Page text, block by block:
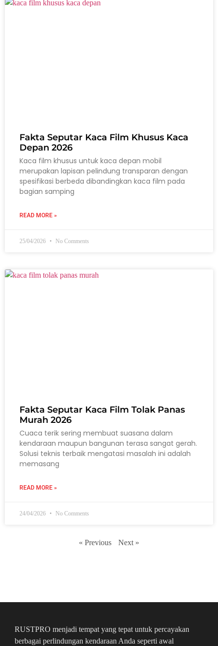
Fakta Seputar Kaca Film Khusus Kaca
Depan 2026
Kaca film khusus untuk kaca depan mobil
merupakan lapisan pelindung transparan dengan
spesifikasi berbeda dibandingkan kaca film pada
bagian samping
READ MORE »
25/04/2026 No Comments
Fakta Seputar Kaca Film Tolak Panas
Murah 2026
Cuaca terik sering membuat suasana dalam
kendaraan maupun bangunan terasa sangat gerah.
Solusi teknis terbaik mengatasi masalah ini adalah
memasang
READ MORE »
24/04/2026 No Comments
« Previous Next »
RUSTPRO menjadi tempat yang tepat untuk percayakan
berbagai perlindungan kendaraan Anda seperti awal